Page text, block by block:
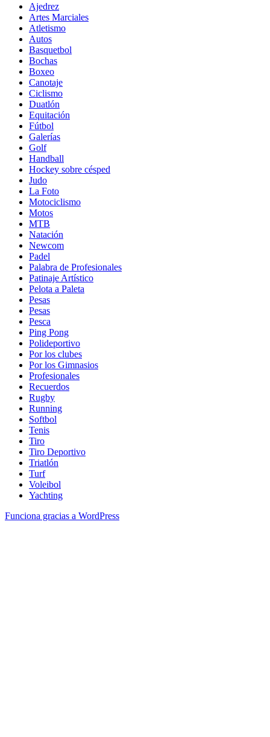
Ajedrez
Artes Marciales
Atletismo
Autos
Basquetbol
Bochas
Boxeo
Canotaje
Ciclismo
Duatlón
Equitación
Fútbol
Galerías
Golf
Handball
Hockey sobre césped
Judo
La Foto
Motociclismo
Motos
MTB
Natación
Newcom
Padel
Palabra de Profesionales
Patinaje Artístico
Pelota a Paleta
Pesas
Pesas
Pesca
Ping Pong
Polideportivo
Por los clubes
Por los Gimnasios
Profesionales
Recuerdos
Rugby
Running
Softbol
Tenis
Tiro
Tiro Deportivo
Triatlón
Turf
Voleibol
Yachting
Funciona gracias a WordPress